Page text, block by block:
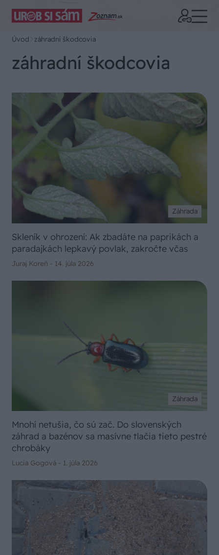
Úvod záhradní škodcovia
záhradní škodcovia
Záhrada
Skleník v ohrození: Ak zbadáte na paprikách a
paradajkách lepkavý povlak, zakročte včas
Juraj Koreň - 14. júla 2026
Záhrada
Mnohí netušia, čo sú zač. Do slovenských
záhrad a bazénov sa masívne tlačia tieto pestré
chrobáky
Lucia Gogová - 1. júla 2026